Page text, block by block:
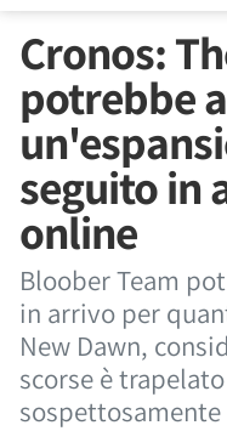
Cronos:
potrebbe
seguito in
online
Bloober Team
in arrivo per
New Dawn,
scorse è